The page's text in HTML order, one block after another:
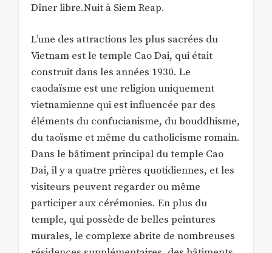
Dîner libre.Nuit à Siem Reap.
L’une des attractions les plus sacrées du
Vietnam est le temple Cao Dai, qui était
construit dans les années 1930. Le
caodaïsme est une religion uniquement
vietnamienne qui est influencée par des
éléments du confucianisme, du bouddhisme,
du taoïsme et même du catholicisme romain.
Dans le bâtiment principal du temple Cao
Dai, il y a quatre prières quotidiennes, et les
visiteurs peuvent regarder ou même
participer aux cérémonies. En plus du
temple, qui possède de belles peintures
murales, le complexe abrite de nombreuses